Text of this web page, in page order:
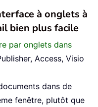
à onglets à
bien plus facile
par onglets dans
Access, Visio
dans de
fenêtre, plutôt que